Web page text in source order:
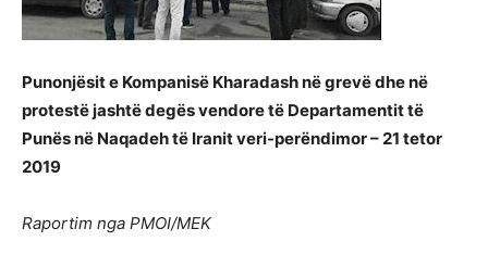
Punonjësit e Kompanisë Kharadash në grevë dhe në
protestë jashtë degës vendore të Departamentit të
Punës në Naqadeh të Iranit veri-perëndimor – 21 tetor
2019
Raportim nga PMOI/MEK